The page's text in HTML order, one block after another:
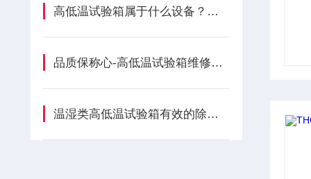
高低温试验箱属于什么设备？用处也越来越广泛!
品质保称心-高低温试验箱维修小技巧
温湿类高低温试验箱有效的除霜方法有哪些？